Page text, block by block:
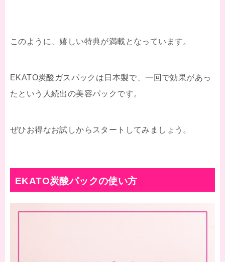
このように、嬉しい特典が満載となっています。
EKATO炭酸ガスパックは日本製で、一回で効果があっ
たという人続出の美容パックです。
ぜひお得なお試しからスタートしてみましょう。
EKATO炭酸パックの使い方